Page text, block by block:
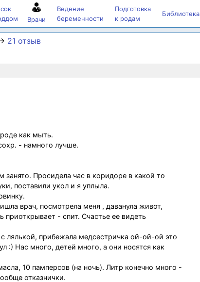
Врачи
Ведение
беременности
Подготовка
к родам
Библиотека
21 отзыв
как мыть.
- намного лучше.
занято. Просидела час в коридоре в какой то
поставили укол и я уплыла.
врач, посмотрела меня , даванула живот,
- спит. Счастье ее видеть
лялькой, прибежала медсестричка ой-ой-ой это
:) Нас много, детей много, а они носятся как
10 памперсов (на ночь). Литр конечно много -
отказнички.